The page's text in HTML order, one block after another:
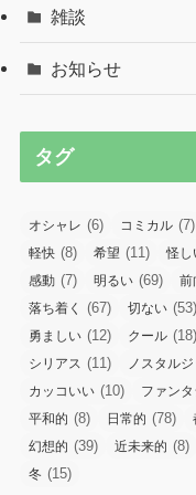
雑談
お知らせ
タグ
オシャレ (6) コミカル (7)
軽快 (8) 希望 (11) 怪し
感動 (7) 明るい (69) 前
落ち着く (67) 切ない (53)
勇ましい (12) クール (18)
シリアス (11) ノスタルジ
カッコいい (10) ファン
平和的 (8) 日常的 (78)
幻想的 (39) 近未来的 (8)
冬 (15)